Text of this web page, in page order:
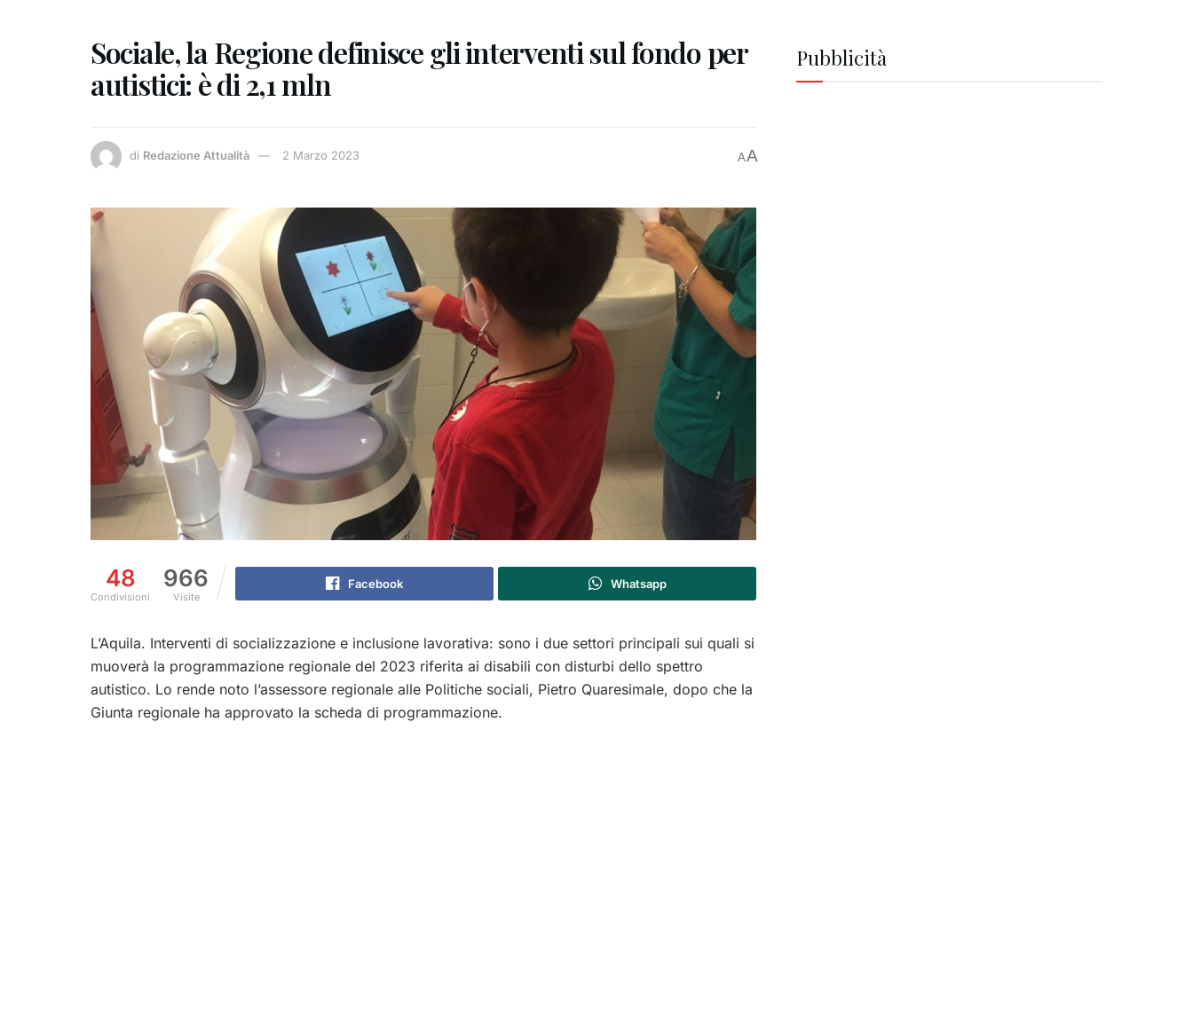
Sociale, la Regione definisce gli interventi sul fondo per
autistici: è di 2,1 mln
di Redazione Attualità 2 Marzo 2023 AA
48
Condivisioni
966
Visite
Facebook Whatsapp
L’Aquila. Interventi di socializzazione e inclusione lavorativa: sono i due settori principali sui quali si
muoverà la programmazione regionale del 2023 riferita ai disabili con disturbi dello spettro
autistico. Lo rende noto l’assessore regionale alle Politiche sociali, Pietro Quaresimale, dopo che la
Giunta regionale ha approvato la scheda di programmazione.
Pubblicità